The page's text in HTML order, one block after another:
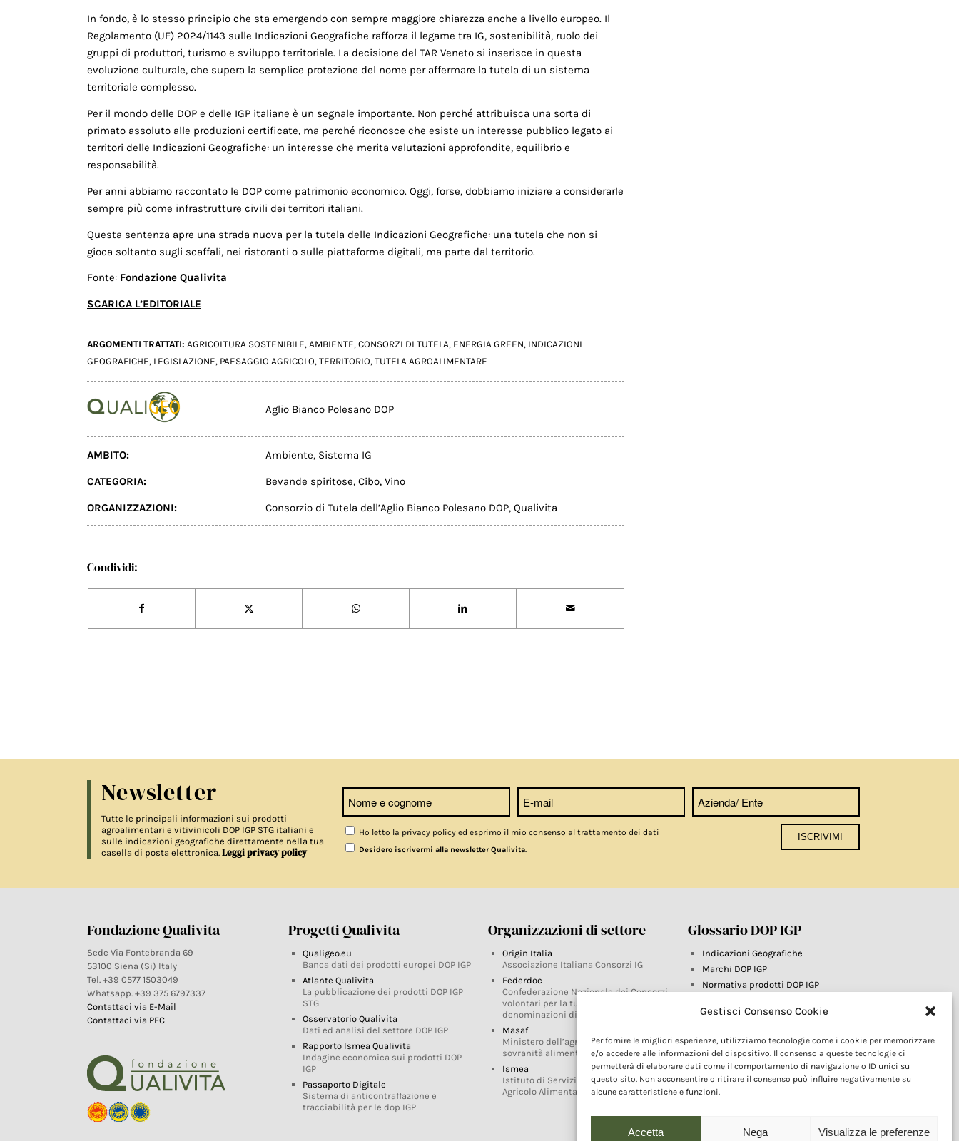
Gestisci Consenso Cookie
Per fornire le migliori esperienze, utilizziamo tecnologie come i cookie per memorizzare
e/o accedere alle informazioni del dispositivo. Il consenso a queste tecnologie ci
permetterà di elaborare dati come il comportamento di navigazione o ID unici su
questo sito. Non acconsentire o ritirare il consenso può influire negativamente su
alcune caratteristiche e funzioni.
Accetta Nega Visualizza le preferenze
In fondo, è lo stesso principio che sta emergendo con sempre maggiore chiarezza anche a livello europeo. Il
Regolamento (UE) 2024/1143 sulle Indicazioni Geografiche rafforza il legame tra IG, sostenibilità, ruolo dei
gruppi di produttori, turismo e sviluppo territoriale. La decisione del TAR Veneto si inserisce in questa
evoluzione culturale, che supera la semplice protezione del nome per affermare la tutela di un sistema
territoriale complesso.
Per il mondo delle DOP e delle IGP italiane è un segnale importante. Non perché attribuisca una sorta di
primato assoluto alle produzioni certificate, ma perché riconosce che esiste un interesse pubblico legato ai
territori delle Indicazioni Geografiche: un interesse che merita valutazioni approfondite, equilibrio e
responsabilità.
Per anni abbiamo raccontato le DOP come patrimonio economico. Oggi, forse, dobbiamo iniziare a considerarle
sempre più come infrastrutture civili dei territori italiani.
Questa sentenza apre una strada nuova per la tutela delle Indicazioni Geografiche: una tutela che non si
gioca soltanto sugli scaffali, nei ristoranti o sulle piattaforme digitali, ma parte dal territorio.
Fonte: Fondazione Qualivita
SCARICA L’EDITORIALE
ARGOMENTI TRATTATI: AGRICOLTURA SOSTENIBILE, AMBIENTE, CONSORZI DI TUTELA, ENERGIA GREEN, INDICAZIONI
GEOGRAFICHE, LEGISLAZIONE, PAESAGGIO AGRICOLO, TERRITORIO, TUTELA AGROALIMENTARE
Aglio Bianco Polesano DOP
AMBITO: Ambiente, Sistema IG
CATEGORIA: Bevande spiritose, Cibo, Vino
ORGANIZZAZIONI: Consorzio di Tutela dell’Aglio Bianco Polesano DOP, Qualivita
Condividi:
Newsletter
Tutte le principali informazioni sui prodotti
agroalimentari e vitivinicoli DOP IGP STG italiani e
sulle indicazioni geografiche direttamente nella tua
casella di posta elettronica. Leggi privacy policy
Ho letto la privacy policy ed esprimo il mio consenso al trattamento dei dati
Desidero iscrivermi alla newsletter Qualivita.
Fondazione Qualivita
Sede Via Fontebranda 69
53100 Siena (Si) Italy
Tel. +39 0577 1503049
Whatsapp. +39 375 6797337
Contattaci via E-Mail
Contattaci via PEC
Progetti Qualivita
Qualigeo.eu
Banca dati dei prodotti europei DOP IGP
Atlante Qualivita
La pubblicazione dei prodotti DOP IGP
STG
Osservatorio Qualivita
Dati ed analisi del settore DOP IGP
Rapporto Ismea Qualivita
Indagine economica sui prodotti DOP
IGP
Passaporto Digitale
Sistema di anticontraffazione e
tracciabilità per le dop IGP
Organizzazioni di settore
Origin Italia
Associazione Italiana Consorzi IG
Federdoc
Confederazione Nazionale dei Consorzi
volontari per la tutela delle
denominazioni di origine
Masaf
Ministero dell’agricoltura, della
sovranità alimentare e delle foreste
Ismea
Istituto di Servizi per il Mercato
Agricolo Alimentare
Glossario DOP IGP
Indicazioni Geografiche
Marchi DOP IGP
Normativa prodotti DOP IGP
Farm To Fork e prodotti DOP IGP
Riforma Sistema IG
Turismo DOP